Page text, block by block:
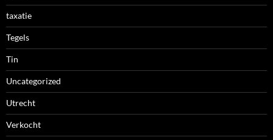
taxatie
Tegels
Tin
Uncategorized
Utrecht
Verkocht